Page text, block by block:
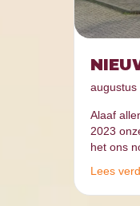
augustus
Alaaf
2023
het ons
Lees